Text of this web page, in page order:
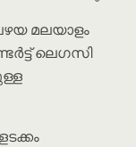
മലയാളം
ലെഗസി